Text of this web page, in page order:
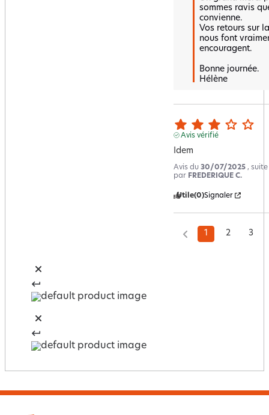
sommes ravis
convienne.
Vos retours sur
nous font
encouragent.
Bonne journée.
Hélène
Avis vérifié
Idem
Avis du 30/07/2025 ,
par FREDERIQUE C.
Utile(0)Signaler
1 2 3